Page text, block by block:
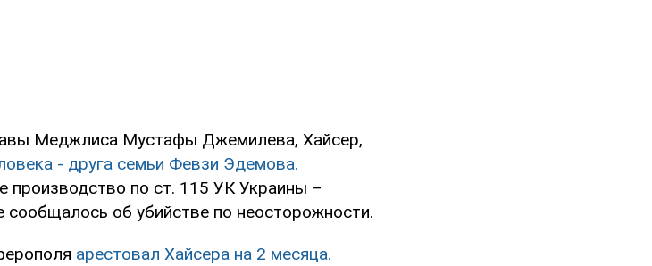
Меджлиса Мустафы Джемилева, Хайсер,
- друга семьи Февзи Эдемова.
производство по ст. 115 УК Украины –
сообщалось об убийстве по неосторожности.
арестовал Хайсера на 2 месяца.